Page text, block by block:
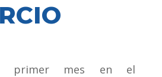
primer mes en el